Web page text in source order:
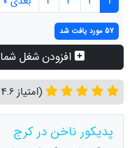
57 مورد یافت شد
افزودن شغل
(امتیاز 4.6 | 4386 رای)
پدیکور ناخن در کرج